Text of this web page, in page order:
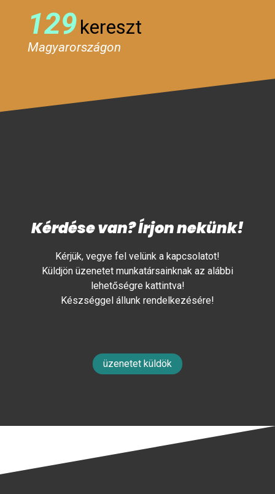
129kereszt
Magyarországon
Kérdése van? Írjon nekünk!
Kérjük, vegye fel velünk a kapcsolatot!
Küldjön üzenetet munkatársainknak az alábbi
lehetőségre kattintva!
Készséggel állunk rendelkezésére!
üzenetet küldök